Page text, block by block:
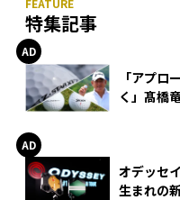
特集記事
「アプロ
く」髙橋
オデッセ
生まれの